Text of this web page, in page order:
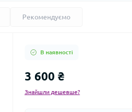
Рекомендуємо
В наявності
3 600 ₴
Знайшли дешевше?